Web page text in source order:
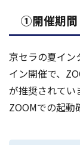
①開催期間
京セラの夏イン
イン開催で、
が推奨されてい
ZOOMでの起動